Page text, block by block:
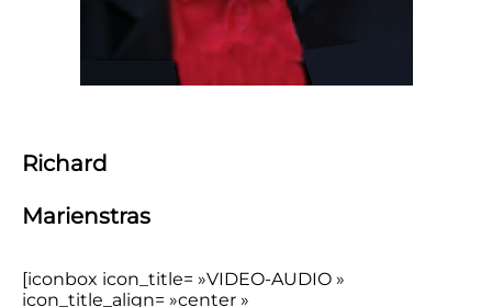
Richard
Marienstras
[iconbox icon_title= »VIDEO-AUDIO »
icon_title_align= »center »